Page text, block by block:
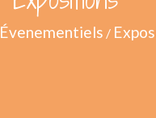
Évenementiels /